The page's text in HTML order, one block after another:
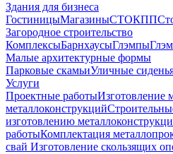
Здания для бизнеса
ГостиницыМагазиныСТОКПП
Загородное строительство
КомплексыБарнхаусыГлэмпы
Малые архитектурные формы
Парковые скамьиУличные
Услуги
Проектные работыИзготовление
металлоконструкций
изготовлению
работыКомплектация
свай Изготовление скользящих